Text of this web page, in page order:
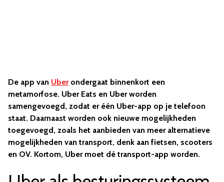
De app van Uberondergaat binnenkort een
metamorfose. Uber Eats en Uber worden
samengevoegd, zodat er één Uber-app op je telefoon
staat. Daarnaast worden ook nieuwe mogelijkheden
toegevoegd, zoals het aanbieden van meer alternatieve
mogelijkheden van transport, denk aan fietsen, scooters
en OV. Kortom, Uber moet dé transport-app worden.